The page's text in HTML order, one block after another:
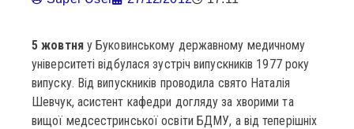
5 жовтняу Буковинському державному медичному
університеті відбулася зустріч випускників 1977 року
випуску. Від випускників проводила свято Наталія
Шевчук, асистент кафедри догляду за хворими та
вищої медсестринської освіти БДМУ, а від теперішніх